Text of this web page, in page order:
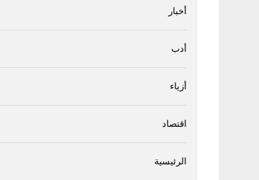
أخبار
أدب
أزياء
اقتصاد
الرئيسية